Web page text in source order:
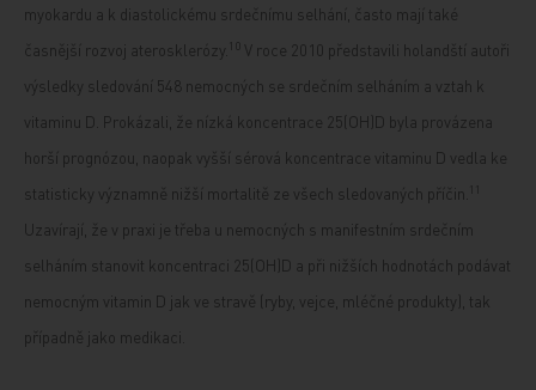
myokardu a k diastolickému srdečnímu selhání, často mají také
časnější rozvoj aterosklerózy.
V roce 2010 představili holandští autoři
výsledky sledování 548 nemocných se srdečním selháním a vztah k
vitaminu D. Prokázali, že nízká koncentrace 25(OH)D byla provázena
horší prognózou, naopak vyšší sérová koncentrace vitaminu D vedla ke
statisticky významně nižší mortalitě ze všech sledovaných příčin.
Uzavírají, že v praxi je třeba u nemocných s manifestním srdečním
selháním stanovit koncentraci 25(OH)D a při nižších hodnotách podávat
nemocným vitamin D jak ve stravě (ryby, vejce, mléčné produkty), tak
případně jako medikaci.